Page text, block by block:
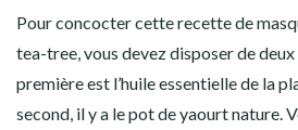
Pour concocter cette recette de
tea-tree, vous devez disposer de
première est l’huile essentielle de la
second, il y a le pot de yaourt nature.